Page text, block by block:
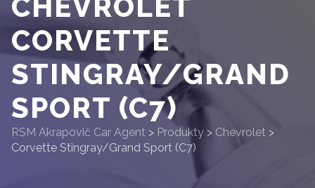
CHEVROLET
CORVETTE
STINGRAY/GRAND
SPORT (C7)
RSM Akrapovič Car Agent > Produkty > Chevrolet >
Corvette Stingray/Grand Sport (C7)